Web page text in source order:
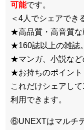
可能です。
＜4人でシェアでき
★高品質・高音質な
★160誌以上の雑誌。
★マンガ、小説など
★お持ちのポイント
これだけシェアし
利用できます。
⑥UNEXTはマルチ